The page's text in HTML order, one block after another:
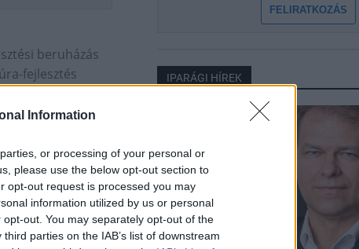
Information
or processing of your personal or
please use the below opt-out section to
opt-out request is processed you may
information utilized by us or personal
out. You may separately opt-out of the
parties on the IAB’s list of downstream
beruházás
fejlesztés
1,5-2 év alatt
műfüves
2000
FELIRATKOZÁS
IPARÁGI HÍREK